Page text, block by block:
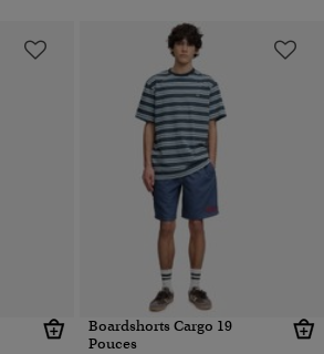
Boardshorts Cargo 19
Pouces